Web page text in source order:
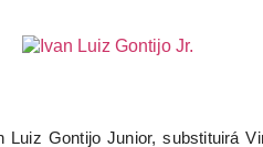
Luiz Gontijo Junior, substituirá